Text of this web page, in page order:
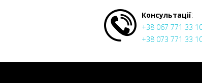
Консультації:
+38 067 771 33
+38 073 771 33